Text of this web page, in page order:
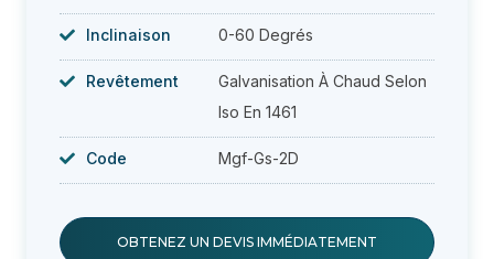
Inclinaison 0-60 Degrés
Revêtement
Galvanisation À Chaud Selon
Iso En 1461
Code Mgf-Gs-2D
OBTENEZ UN DEVIS IMMÉDIATEMENT